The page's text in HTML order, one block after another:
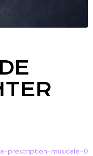
prescription-musicale-0